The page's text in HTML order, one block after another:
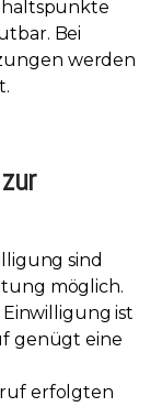
Bei
werden
sind
möglich.
ist
genügt eine
erfolgten